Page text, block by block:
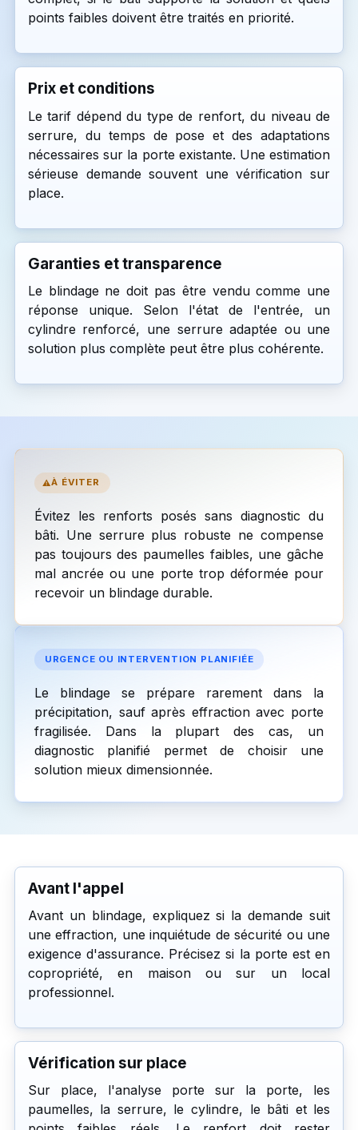
points faibles doivent être traités en priorité.
Prix et conditions
Le tarif dépend du type de renfort, du niveau de
serrure, du temps de pose et des adaptations
nécessaires sur la porte existante. Une estimation
sérieuse demande souvent une vérification sur
place.
Garanties et transparence
Le blindage ne doit pas être vendu comme une
réponse unique. Selon l'état de l'entrée, un
cylindre renforcé, une serrure adaptée ou une
solution plus complète peut être plus cohérente.
À ÉVITER
Évitez les renforts posés sans diagnostic du
bâti. Une serrure plus robuste ne compense
pas toujours des paumelles faibles, une gâche
mal ancrée ou une porte trop déformée pour
recevoir un blindage durable.
URGENCE OU INTERVENTION PLANIFIÉE
Le blindage se prépare rarement dans la
précipitation, sauf après effraction avec porte
fragilisée. Dans la plupart des cas, un
diagnostic planifié permet de choisir une
solution mieux dimensionnée.
Avant l'appel
Avant un blindage, expliquez si la demande suit
une effraction, une inquiétude de sécurité ou une
exigence d'assurance. Précisez si la porte est en
copropriété, en maison ou sur un local
professionnel.
Vérification sur place
Sur place, l'analyse porte sur la porte, les
paumelles, la serrure, le cylindre, le bâti et les